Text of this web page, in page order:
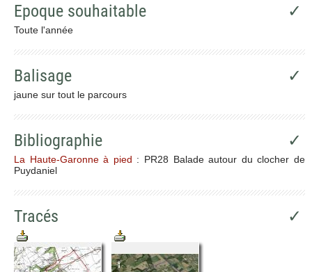
Epoque souhaitable ✓
Toute l'année
Balisage ✓
jaune sur tout le parcours
Bibliographie ✓
La Haute-Garonne à pied : PR28 Balade autour du clocher de
Puydaniel
Tracés ✓